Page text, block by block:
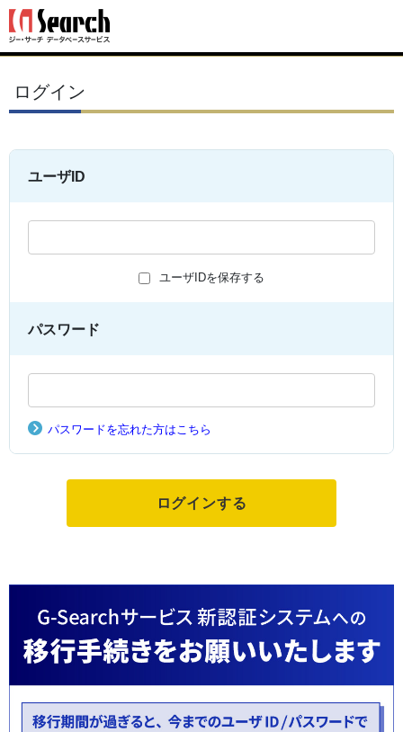
ログイン
ユーザID
ユーザIDを保存する
パスワード
パスワードを忘れた方はこちら